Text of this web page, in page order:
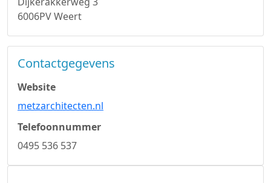
6006PV Weert
Contactgegevens
Website
metzarchitecten.nl
Telefoonnummer
0495 536 537